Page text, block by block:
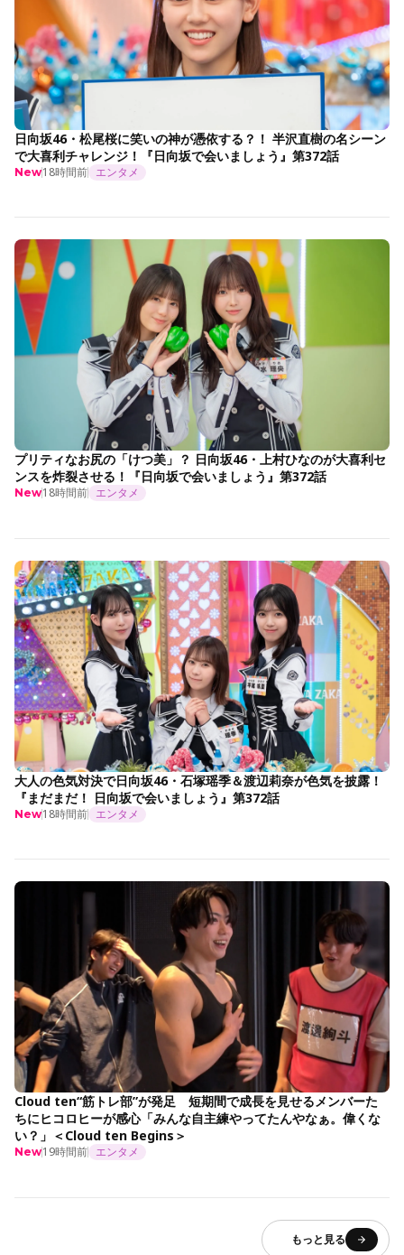
日向坂46・松尾桜に笑いの神が憑依する？！ 半沢直樹の名シーン
で大喜利チャレンジ！『日向坂で会いましょう』第372話
New18時間前 エンタメ
プリティなお尻の「けつ美」？ 日向坂46・上村ひなのが大喜利セ
ンスを炸裂させる！『日向坂で会いましょう』第372話
New18時間前 エンタメ
大人の色気対決で日向坂46・石塚瑶季＆渡辺莉奈が色気を披露！
『まだまだ！ 日向坂で会いましょう』第372話
New18時間前 エンタメ
Cloud ten“筋トレ部”が発足 短期間で成長を見せるメンバーた
ちにヒコロヒーが感心「みんな自主練やってたんやなぁ。偉くな
い？」＜Cloud ten Begins＞
New19時間前 エンタメ
もっと見る